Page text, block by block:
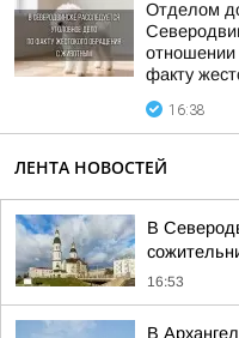
Отделом
отношении
факту
16:38
ЛЕНТА НОВОСТЕЙ
В
16:53
В